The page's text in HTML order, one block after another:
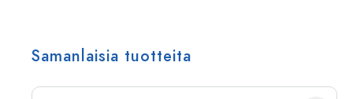
Samanlaisia tuotteita